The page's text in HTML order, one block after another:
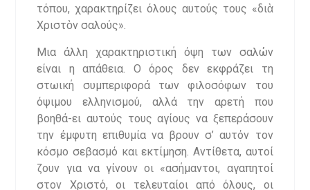
τόπου, χαρακτηρίζει όλους αυτούς τους «διὰ
Χριστὸν σαλούς».
Μια άλλη χαρακτηριστική όψη των σαλών
είναι η απάθεια. Ο όρος δεν εκφράζει τη
στωική συμπεριφορά των φιλοσόφων του
όψιμου ελληνισμού, αλλά την αρετή που
βοηθά-ει αυτούς τους αγίους να ξεπεράσουν
την έμφυτη επιθυμία να βρουν σ’ αυτόν τον
κόσμο σεβασμό και εκτίμηση. Αντίθετα, αυτοί
ζουν για να γίνουν οι «ασήμαντοι, αγαπητοί
στον Χριστό, οι τελευταίοι από όλους, οι